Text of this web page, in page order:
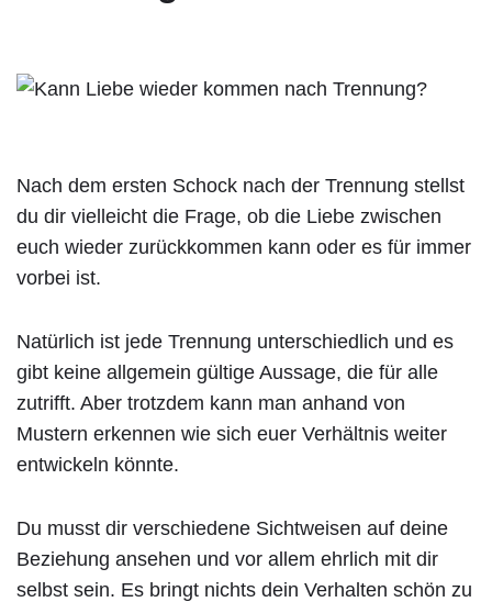
Nach dem ersten Schock nach der Trennung stellst
du dir vielleicht die Frage, ob die Liebe zwischen
euch wieder zurückkommen kann oder es für immer
vorbei ist.
Natürlich ist jede Trennung unterschiedlich und es
gibt keine allgemein gültige Aussage, die für alle
zutrifft. Aber trotzdem kann man anhand von
Mustern erkennen wie sich euer Verhältnis weiter
entwickeln könnte.
Du musst dir verschiedene Sichtweisen auf deine
Beziehung ansehen und vor allem ehrlich mit dir
selbst sein. Es bringt nichts dein Verhalten schön zu